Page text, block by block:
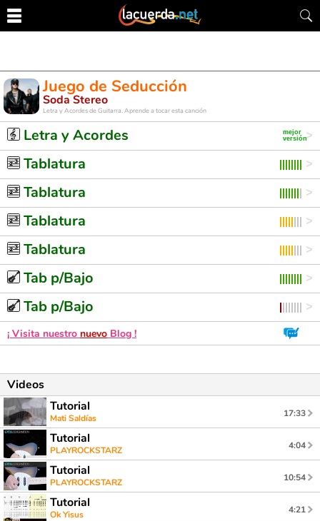
Juego de Seducción
Soda Stereo
Letra y Acordes de Guitarra. Aprende a tocar esta canción
Letra y Acordes
Tablatura
Tablatura
Tablatura
Tablatura
Tab p/Bajo
Tab p/Bajo
¡ Visita nuestro nuevo Blog !
Videos
Tutorial
Mati Saldías 17:33
Tutorial
PLAYROCKSTARZ 4:04
Tutorial
PLAYROCKSTARZ 10:54
Tutorial
Ok Yisus 4:21